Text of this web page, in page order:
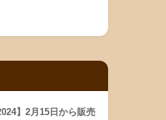
】2月15日から販売